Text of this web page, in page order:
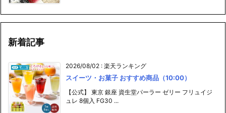
新着記事
2026/08/02 : 楽天ランキング
スイーツ・お菓子 おすすめ商品（10:00）
【公式】 東京 銀座 資生堂パーラー ゼリー フリュイジ
ュレ 8個入 FG30 ...